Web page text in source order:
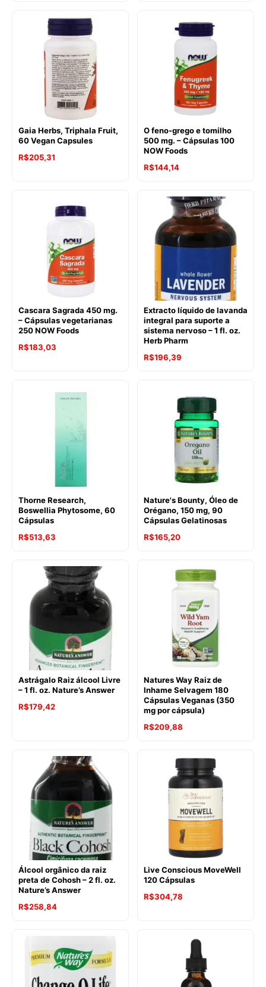
Gaia Herbs, Triphala Fruit,
60 Vegan Capsules
R$205,31
O feno-grego e tomilho
500 mg. – Cápsulas 100
NOW Foods
R$144,14
Cascara Sagrada 450 mg.
– Cápsulas vegetarianas
250 NOW Foods
O
R$183,03
é:
Extracto líquido de lavanda
integral para suporte a
sistema nervoso – 1 fl. oz.
Herb Pharm
R$196,39
Thorne Research,
Boswellia Phytosome, 60
Cápsulas
R$513,63
Nature's Bounty, Óleo de
Orégano, 150 mg, 90
Cápsulas Gelatinosas
R$165,20
Astrágalo Raiz álcool Livre
– 1 fl. oz. Nature’s Answer
R$179,42
Natures Way Raiz de
Inhame Selvagem 180
Cápsulas Veganas (350
mg por cápsula)
R$209,88
Álcool orgânico da raiz
preta de Cohosh – 2 fl. oz.
Nature’s Answer
R$258,84
Live Conscious MoveWell
120 Cápsulas
R$304,78